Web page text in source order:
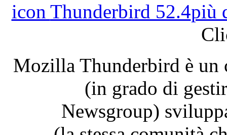
Thunderbird 52.4più
Mozilla Thunderbird è un
(in grado di
Newsgroup)